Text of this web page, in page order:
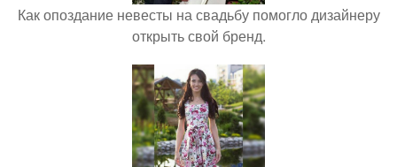
Как опоздание невесты на свадьбу помогло дизайнеру
открыть свой бренд.